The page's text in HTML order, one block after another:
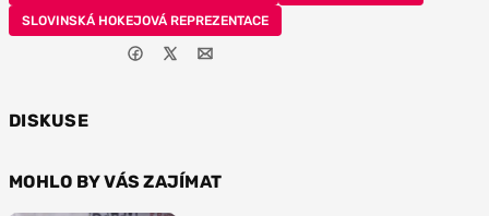
SLOVINSKÁ HOKEJOVÁ REPREZENTACE
DISKUSE
MOHLO BY VÁS ZAJÍMAT